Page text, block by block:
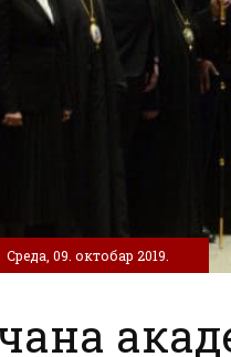
Cреда, 09. октобар 2019.